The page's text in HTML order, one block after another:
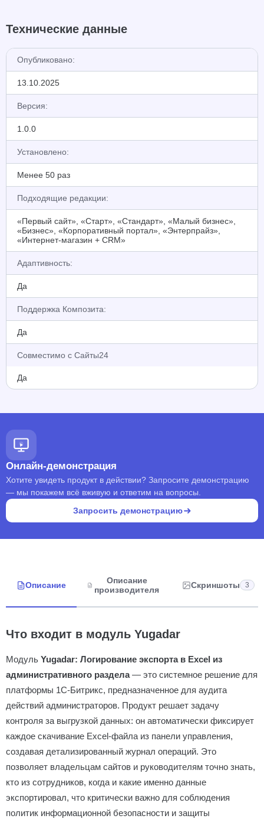
Технические данные
Опубликовано:
13.10.2025
Версия:
1.0.0
Установлено:
Менее 50 раз
Подходящие редакции:
«Первый сайт», «Старт», «Стандарт», «Малый бизнес»,
«Бизнес», «Корпоративный портал», «Энтерпрайз»,
«Интернет-магазин + CRM»
Адаптивность:
Да
Поддержка Композита:
Да
Совместимо с Сайты24
Да
Онлайн-демонстрация
Хотите увидеть продукт в действии? Запросите демонстрацию
— мы покажем всё вживую и ответим на вопросы.
Запросить демонстрацию
Описание
Описание
производителя
Скриншоты 3
Что входит в модуль Yugadar
Модуль Yugadar: Логирование экспорта в Excel из
административного раздела— это системное решение для
платформы 1С-Битрикс, предназначенное для аудита
действий администраторов. Продукт решает задачу
контроля за выгрузкой данных: он автоматически фиксирует
каждое скачивание Excel-файла из панели управления,
создавая детализированный журнал операций. Это
позволяет владельцам сайтов и руководителям точно знать,
кто из сотрудников, когда и какие именно данные
экспортировал, что критически важно для соблюдения
политик информационной безопасности и защиты